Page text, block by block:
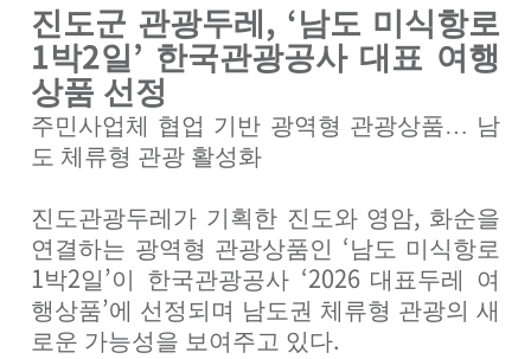
진도군 관광두레 , ‘남도 미식항로
1박2일’ 한국관광공사 대표 여행
상품 선정
주민사업체 협업 기반 광역형 관광상품… 남
도 체류형 관광 활성화
진도관광두레가 기획한 진도와 영암, 화순을
연결하는 광역형 관광상품인 ‘남도 미식항로
1박2일’이 한국관광공사 ‘2026 대표두레 여
행상품’에 선정되며 남도권 체류형 관광의 새
로운 가능성을 보여주고 있다.